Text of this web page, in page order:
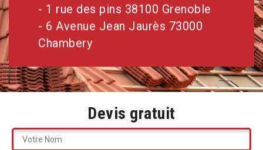
- 1 rue des pins 38100 Grenoble
- 6 Avenue Jean Jaurès 73000
Chambery
Devis gratuit